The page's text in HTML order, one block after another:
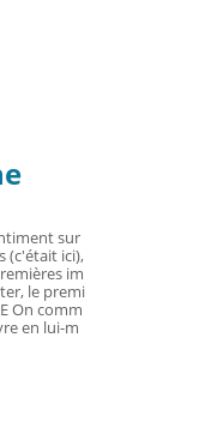
sur
(c'était ici),
im
le premi
On comm
en lui-m